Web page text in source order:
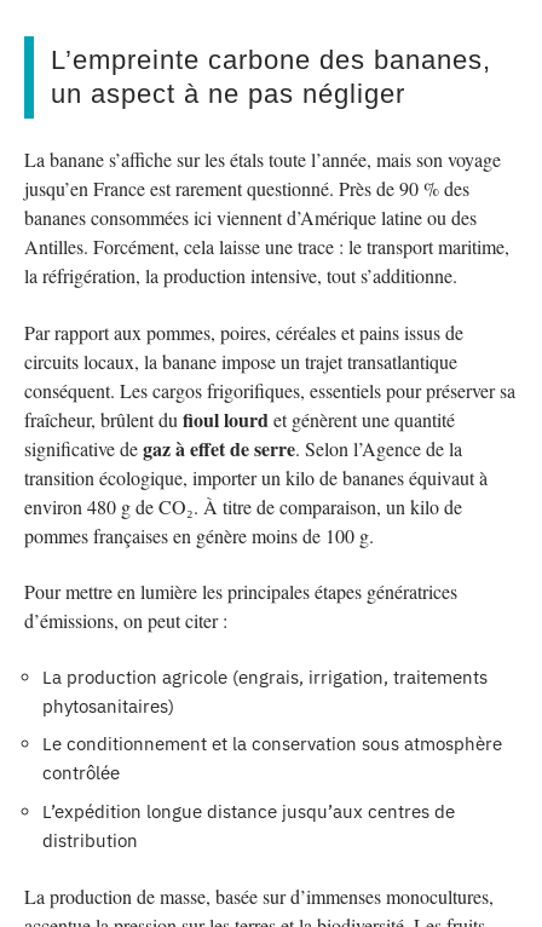
L’empreinte carbone des bananes,
un aspect à ne pas négliger
La banane s’affiche sur les étals toute l’année, mais son voyage
jusqu’en France est rarement questionné. Près de 90 % des
bananes consommées ici viennent d’Amérique latine ou des
Antilles. Forcément, cela laisse une trace : le transport maritime,
la réfrigération, la production intensive, tout s’additionne.
Par rapport aux pommes, poires, céréales et pains issus de
circuits locaux, la banane impose un trajet transatlantique
conséquent. Les cargos frigorifiques, essentiels pour préserver sa
fraîcheur, brûlent du fioul lourd et génèrent une quantité
significative degaz à effet de serre. Selon l’Agence de la
transition écologique, importer un kilo de bananes équivaut à
environ 480 g de CO₂. À titre de comparaison, un kilo de
pommes françaises en génère moins de 100 g.
Pour mettre en lumière les principales étapes génératrices
d’émissions, on peut citer :
La production agricole (engrais, irrigation, traitements
phytosanitaires)
Le conditionnement et la conservation sous atmosphère
contrôlée
L’expédition longue distance jusqu’aux centres de
distribution
La production de masse, basée sur d’immenses monocultures,